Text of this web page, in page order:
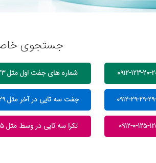
جستجوی خاص
شماره های جفت اول مثل ۱۲۳-۲۰-۲۰-۰۹۱۲
جفت سه تایی در آخر مثل ۲۹-۲۹-۲۹-۱-۰۹۱۲
تکرا سه تایی در وسط مثل ۱۲۵-۰-۱۲۵-۰۹۱۲